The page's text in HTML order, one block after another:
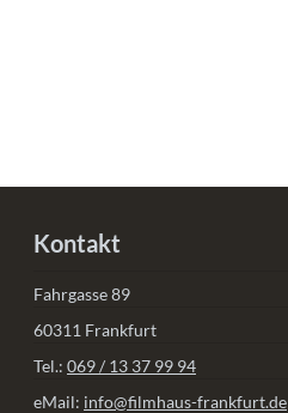
Kontakt
Fahrgasse 89
60311 Frankfurt
Tel.: 069 / 13 37 99 94
eMail: info@filmhaus-frankfurt.de